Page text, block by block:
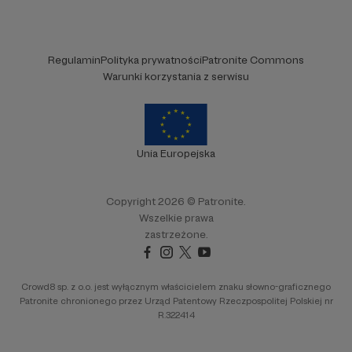
RegulaminPolityka prywatnościPatronite Commons
Warunki korzystania z serwisu
Unia Europejska
Copyright 2026 © Patronite.
Wszelkie prawa
zastrzeżone.
Crowd8 sp. z o.o. jest wyłącznym właścicielem znaku słowno-graficznego
Patronite chronionego przez Urząd Patentowy Rzeczpospolitej Polskiej nr
R.322414